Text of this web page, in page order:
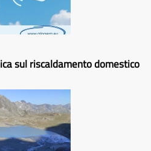
sul riscaldamento domestico